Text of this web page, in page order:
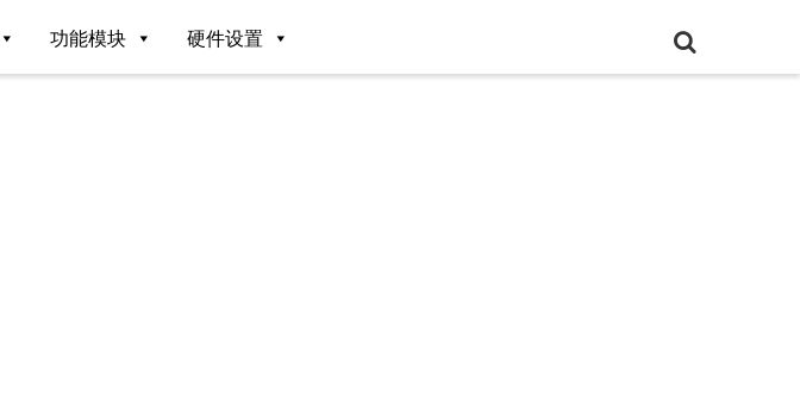
功能模块 硬件设置